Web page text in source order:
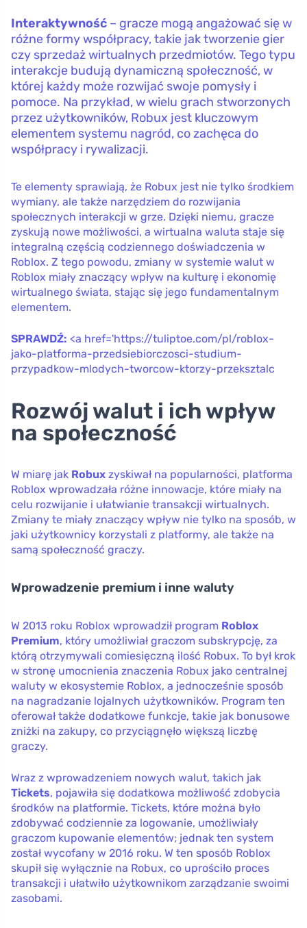
Interaktywność – gracze mogą angażować się w
różne formy współpracy, takie jak tworzenie gier
czy sprzedaż wirtualnych przedmiotów. Tego typu
interakcje budują dynamiczną społeczność, w
której każdy może rozwijać swoje pomysły i
pomoce. Na przykład, w wielu grach stworzonych
przez użytkowników, Robux jest kluczowym
elementem systemu nagród, co zachęca do
współpracy i rywalizacji.
Te elementy sprawiają, że Robux jest nie tylko środkiem
wymiany, ale także narzędziem do rozwijania
społecznych interakcji w grze. Dzięki niemu, gracze
zyskują nowe możliwości, a wirtualna waluta staje się
integralną częścią codziennego doświadczenia w
Roblox. Z tego powodu, zmiany w systemie walut w
Roblox miały znaczący wpływ na kulturę i ekonomię
wirtualnego świata, stając się jego fundamentalnym
elementem.
SPRAWDŹ: <a href='https://tuliptoe.com/pl/roblox-
jako-platforma-przedsiebiorczosci-studium-
przypadkow-mlodych-tworcow-ktorzy-przeksztalc
Rozwój walut i ich wpływ
na społeczność
W miarę jak Robux zyskiwał na popularności, platforma
Roblox wprowadzała różne innowacje, które miały na
celu rozwijanie i ułatwianie transakcji wirtualnych.
Zmiany te miały znaczący wpływ nie tylko na sposób, w
jaki użytkownicy korzystali z platformy, ale także na
samą społeczność graczy.
Wprowadzenie premium i inne waluty
W 2013 roku Roblox wprowadził program Roblox
Premium, który umożliwiał graczom subskrypcję, za
którą otrzymywali comiesięczną ilość Robux. To był krok
w stronę umocnienia znaczenia Robux jako centralnej
waluty w ekosystemie Roblox, a jednocześnie sposób
na nagradzanie lojalnych użytkowników. Program ten
oferował także dodatkowe funkcje, takie jak bonusowe
zniżki na zakupy, co przyciągnęło większą liczbę
graczy.
Wraz z wprowadzeniem nowych walut, takich jak
Tickets, pojawiła się dodatkowa możliwość zdobycia
środków na platformie. Tickets, które można było
zdobywać codziennie za logowanie, umożliwiały
graczom kupowanie elementów; jednak ten system
został wycofany w 2016 roku. W ten sposób Roblox
skupił się wyłącznie na Robux, co uprościło proces
transakcji i ułatwiło użytkownikom zarządzanie swoimi
zasobami.